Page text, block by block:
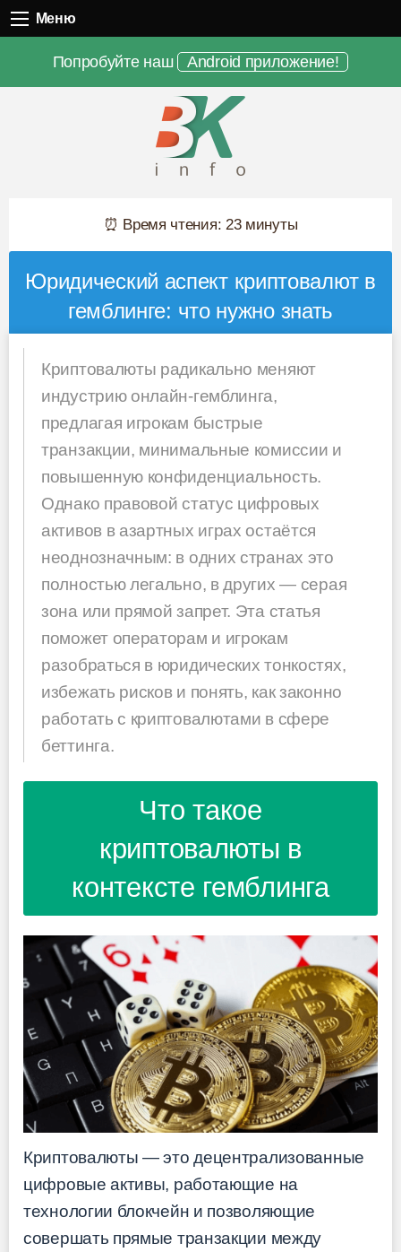
Меню
Попробуйте наш Android приложение!
⏰ Время чтения: 23 минуты
Юридический аспект криптовалют в
гемблинге: что нужно знать
Криптовалюты радикально меняют
индустрию онлайн-гемблинга,
предлагая игрокам быстрые
транзакции, минимальные комиссии и
повышенную конфиденциальность.
Однако правовой статус цифровых
активов в азартных играх остаётся
неоднозначным: в одних странах это
полностью легально, в других — серая
зона или прямой запрет. Эта статья
поможет операторам и игрокам
разобраться в юридических тонкостях,
избежать рисков и понять, как законно
работать с криптовалютами в сфере
беттинга.
Что такое
криптовалюты в
контексте гемблинга
Криптовалюты — это децентрализованные
цифровые активы, работающие на
технологии блокчейн и позволяющие
совершать прямые транзакции между